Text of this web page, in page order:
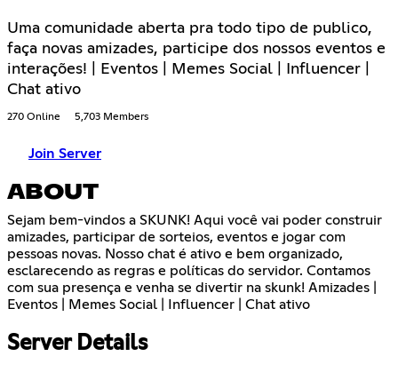
Uma comunidade aberta pra todo tipo de publico,
faça novas amizades, participe dos nossos eventos e
interações! | Eventos | Memes Social | Influencer |
Chat ativo
270 Online 5,703 Members
Join Server
ABOUT
Sejam bem-vindos a SKUNK! Aqui você vai poder construir
amizades, participar de sorteios, eventos e jogar com
pessoas novas. Nosso chat é ativo e bem organizado,
esclarecendo as regras e políticas do servidor. Contamos
com sua presença e venha se divertir na skunk! Amizades |
Eventos | Memes Social | Influencer | Chat ativo
Server Details